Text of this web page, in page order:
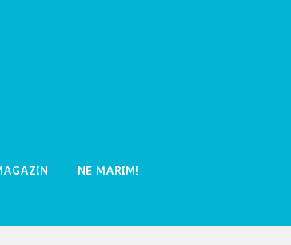
NE MARIM!